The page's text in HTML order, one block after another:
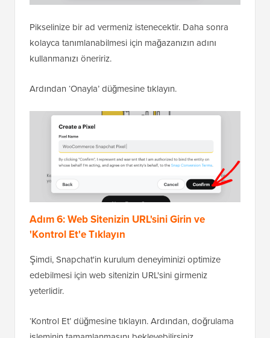
Pikselinize bir ad vermeniz istenecektir. Daha sonra
kolayca tanımlanabilmesi için mağazanızın adını
kullanmanızı öneririz.
Ardından ‘Onayla’ düğmesine tıklayın.
Adım 6: Web Sitenizin URL'sini Girin ve
'Kontrol Et'e Tıklayın
Şimdi, Snapchat'in kurulum deneyiminizi optimize
edebilmesi için web sitenizin URL'sini girmeniz
yeterlidir.
‘Kontrol Et’ düğmesine tıklayın. Ardından, doğrulama